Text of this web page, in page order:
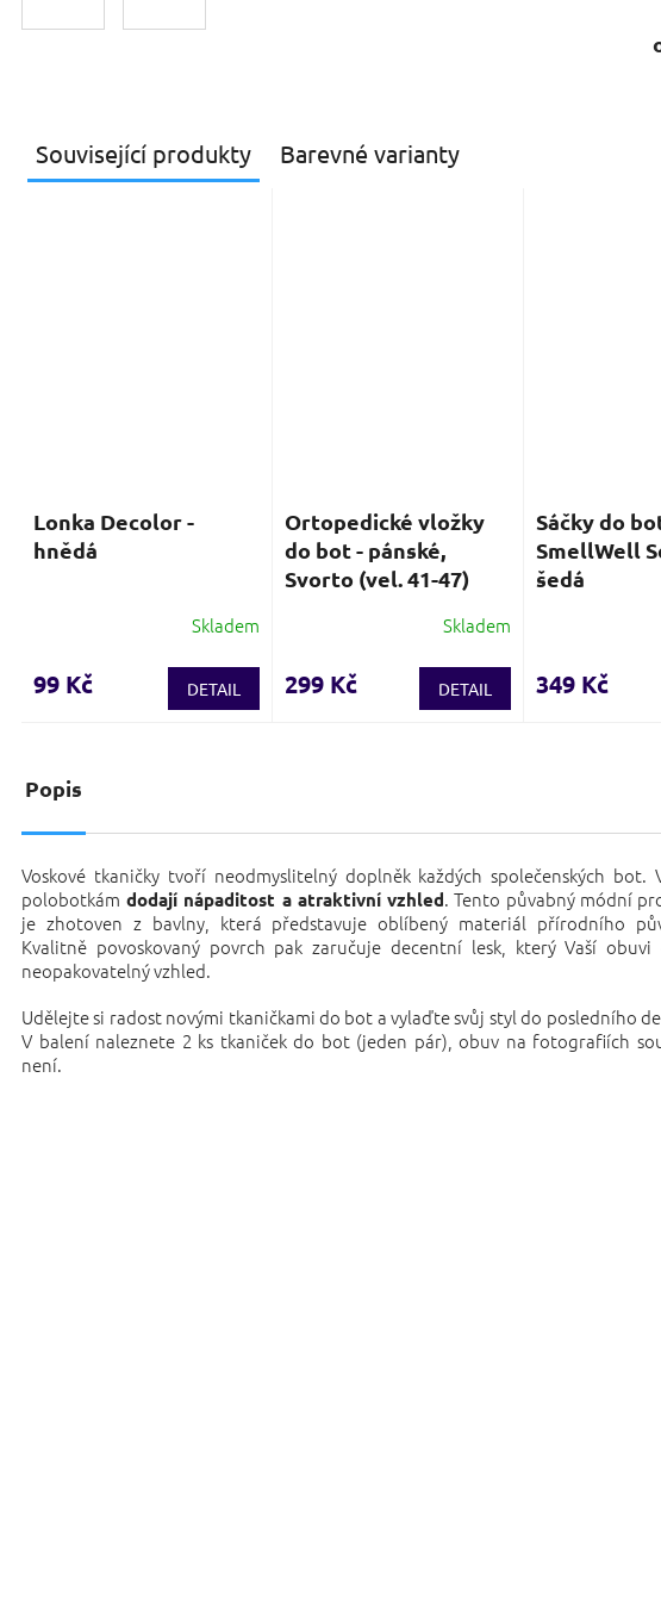
Související produkty Barevné varianty
Lonka Decolor -
hnědá
Skladem
99 Kč DETAIL
Ortopedické vložky
do bot - pánské,
Svorto (vel. 41-47)
produktu
je
Skladem
299 Kč DETAIL
Sáčky do
SmellWell
šedá
349 Kč
Popis
Voskové tkaničky tvoří neodmyslitelný doplněk každých společenských bot.
polobotkám dodají nápaditost a atraktivní vzhled. Tento půvabný módní
je zhotoven z bavlny, která představuje oblíbený materiál přírodního
Kvalitně povoskovaný povrch pak zaručuje decentní lesk, který Vaší obuvi
neopakovatelný vzhled.
Udělejte si radost novými tkaničkami do bot a vylaďte svůj styl do posledního
V balení naleznete 2 ks tkaniček do bot (jeden pár), obuv na fotografiích
není.